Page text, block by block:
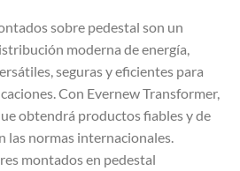
sobre pedestal son un
moderna de energía,
seguras y eficientes para
Con Evernew Transformer,
obtendrá productos fiables y de
las normas internacionales.
montados en pedestal